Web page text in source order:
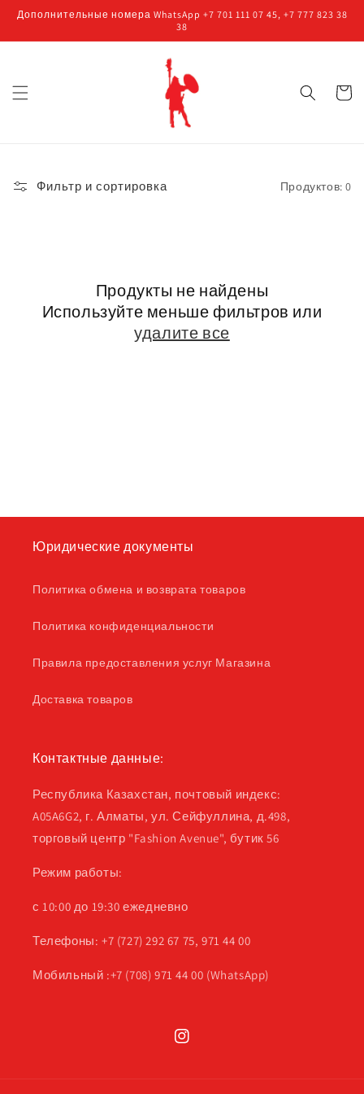
к
Дополнительные номера WhatsApp +7 701 111 07 45, +7 777 823 38
38
Фильтр и сортировка Продуктов: 0
Продукты не найдены
Используйте меньше фильтров или
удалите все
Юридические документы
Политика обмена и возврата товаров
Политика конфиденциальности
Правила предоставления услуг Магазина
Доставка товаров
Контактные данные:
Республика Казахстан, почтовый индекс:
A05A6G2, г. Алматы, ул. Сейфуллина, д.498,
торговый центр "Fashion Avenue", бутик 56
Режим работы:
с 10:00 до 19:30 ежедневно
Телефоны: +7 (727) 292 67 75, 971 44 00
Мобильный :+7 (708) 971 44 00 (WhatsApp)
Instagram